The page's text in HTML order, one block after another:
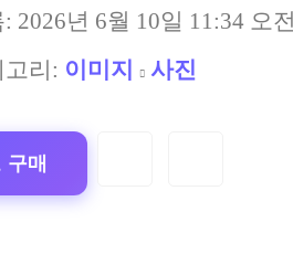
2026년 6월 10일 11:34 오전
고리: 이미지 사진
구매